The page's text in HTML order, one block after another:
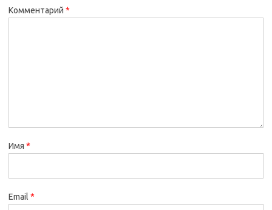
Комментарий *
Имя *
Email *